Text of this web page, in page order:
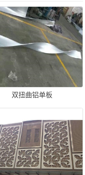
双扭曲铝单板